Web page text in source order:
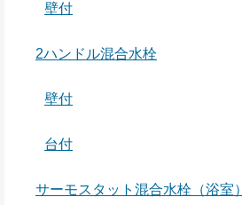
壁付
2ハンドル混合水栓
壁付
台付
サーモスタット混合水栓（浴室）